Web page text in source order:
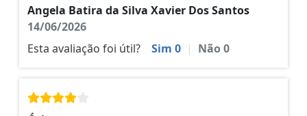
Angela Batira da Silva Xavier Dos Santos
14/06/2026
Esta avaliação foi útil?
Sim 0 | Não0